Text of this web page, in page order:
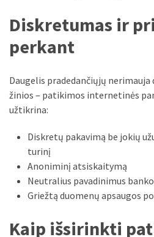
Diskretumas ir
perkant
Daugelis pradedančiųjų nerimauja
žinios – patikimos internetinės
užtikrina:
Diskretų pakavimą be jokių
turinį
Anoniminį atsiskaitymą
Neutralius pavadinimus
Griežtą duomenų apsaugos
Kaip išsirinkti